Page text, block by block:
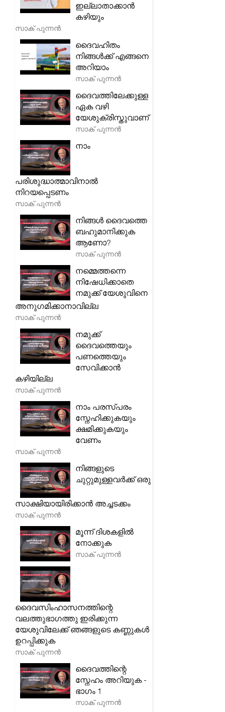
ഇല്ലാതാക്കാൻ
കഴിയും
സാക് പുന്നൻ
ദൈവഹിതം
നിങ്ങൾക്ക് എങ്ങനെ
അറിയാം
സാക് പുന്നൻ
ദൈവത്തിലേക്കുള്ള
ഏക വഴി
യേശുക്രിസ്തുവാണ്
സാക് പുന്നൻ
നാം
പരിശുദ്ധാത്മാവിനാൽ
നിറയപ്പെടണം
സാക് പുന്നൻ
നിങ്ങൾ ദൈവത്തെ
ബഹുമാനിക്കുക
ആണോ?
സാക് പുന്നൻ
നമ്മെത്തന്നെ
നിഷേധിക്കാതെ
നമുക്ക് യേശുവിനെ
അനുഗമിക്കാനാവില്ല
സാക് പുന്നൻ
നമുക്ക്
ദൈവത്തെയും
പണത്തെയും
സേവിക്കാൻ
കഴിയില്ല
സാക് പുന്നൻ
നാം പരസ്പരം
സ്നേഹിക്കുകയും
ക്ഷമിക്കുകയും
വേണം
സാക് പുന്നൻ
നിങ്ങളുടെ
ചുറ്റുമുള്ളവർക്ക് ഒരു
സാക്ഷിയായിരിക്കാൻ അച്ചടക്കം
സാക് പുന്നൻ
മൂന്ന് ദിശകളിൽ
നോക്കുക
സാക് പുന്നൻ
ദൈവസിംഹാസനത്തിന്റെ
വലത്തുഭാഗത്തു ഇരിക്കുന്ന
യേശുവിലേക്ക് ഞങ്ങളുടെ കണ്ണുകൾ
ഉറപ്പിക്കുക
സാക് പുന്നൻ
ദൈവത്തിന്റെ
സ്നേഹം അറിയുക -
ഭാഗം 1
സാക് പുന്നൻ